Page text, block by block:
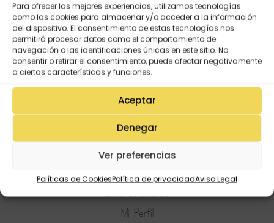
Para ofrecer las mejores experiencias, utilizamos tecnologías
como las cookies para almacenar y/o acceder a la información
del dispositivo. El consentimiento de estas tecnologías nos
permitirá procesar datos como el comportamiento de
navegación o las identificaciones únicas en este sitio. No
consentir o retirar el consentimiento, puede afectar negativamente
a ciertas características y funciones.
Aceptar
Denegar
Ver preferencias
Políticas de CookiesPolítica de privacidadAviso Legal
Pulsera tela PROFE
1,00€
Mi Cuenta
Lista de deseos
Mi Perfil